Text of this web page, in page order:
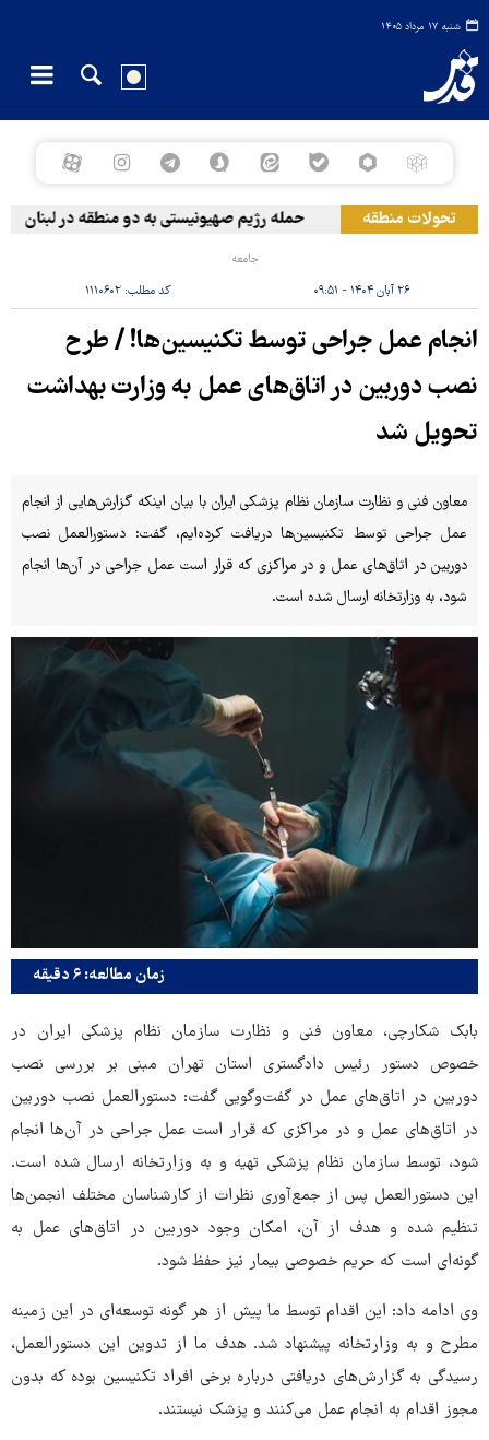
شنبه ۱۷ مرداد ۱۴۰۵
تحولات منطقه حمله رژیم صهیونیستی به دو منطقه در لبنان
جامعه
۲۶ آبان ۱۴۰۴ - ۰۹:۵۱ کد مطلب:۱۱۱۰۶۰۲
انجام عمل‌ جراحی توسط تکنیسین‌ها! / طرح
نصب دوربین در اتاق‌های عمل به وزارت بهداشت
تحویل شد
معاون فنی و نظارت سازمان نظام پزشکی ایران با بیان اینکه گزارش‌هایی از انجام
عمل‌ جراحی توسط تکنیسین‌ها دریافت‌ کرده‌ایم، گفت: دستورالعمل نصب
دوربین در اتاق‌های عمل و در مراکزی که قرار است عمل جراحی در آن‌ها انجام
شود، به وزارتخانه ارسال شده است.
زمان مطالعه: ۶ دقیقه
بابک شکارچی، معاون فنی و نظارت سازمان نظام پزشکی ایران در
خصوص دستور رئیس دادگستری استان تهران مبنی بر بررسی نصب
دوربین در اتاق‌های عمل در گفت‌وگویی گفت: دستورالعمل نصب دوربین
در اتاق‌های عمل و در مراکزی که قرار است عمل جراحی در آن‌ها انجام
شود، توسط سازمان نظام پزشکی تهیه و به وزارتخانه ارسال شده است.
این دستورالعمل پس از جمع‌آوری نظرات از کارشناسان مختلف انجمن‌ها
تنظیم شده و هدف از آن، امکان وجود دوربین در اتاق‌های عمل به
گونه‌ای است که حریم خصوصی بیمار نیز حفظ شود.
وی ادامه داد: این اقدام توسط ما پیش از هر گونه توسعه‌ای در این زمینه
مطرح و به وزارتخانه پیشنهاد شد. هدف ما از تدوین این دستورالعمل،
رسیدگی به گزارش‌های دریافتی درباره برخی افراد تکنیسین بوده که بدون
مجوز اقدام به انجام عمل می‌کنند و پزشک نیستند.